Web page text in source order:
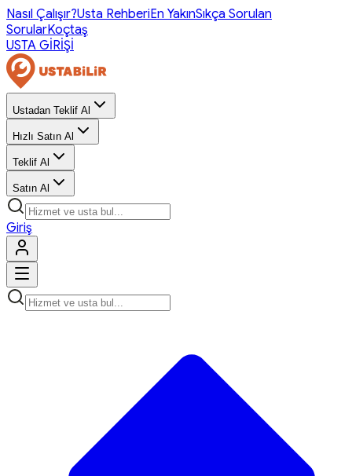
Nasıl Çalışır?Usta RehberiEn YakınSıkça Sorulan
SorularKoçtaş
USTA GİRİŞİ
Ustadan Teklif Al
Hızlı Satın Al
Teklif Al
Satın Al
Giriş